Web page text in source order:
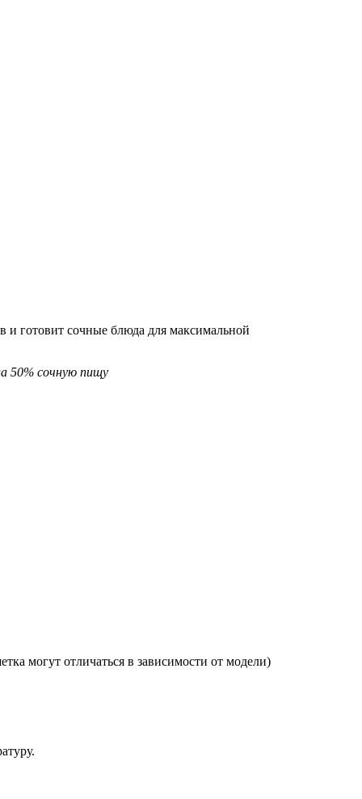
и готовит сочные блюда для максимальной
50% сочную пищу
могут отличаться в зависимости от модели)